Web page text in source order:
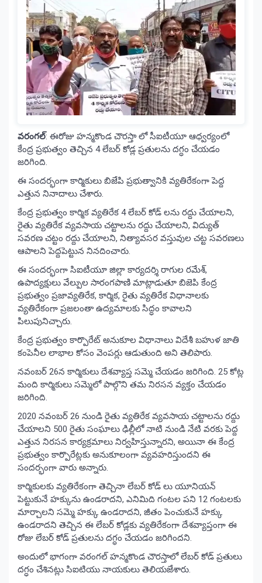
వరంగల్: ఈరోజు హన్మకొండ చౌరస్తా లో సీఐటీయూ ఆధ్వర్యంలో
కేంద్ర ప్రభుత్వం తెచ్చిన 4 లేబర్ కోడ్ల ప్రతులను దగ్ధం చేయడం
జరిగింది.
ఈ సందర్భంగా కార్మికులు బిజేపి ప్రభుత్వానికి వ్యతిరేకంగా పెద్ద
ఎత్తున నినాదాలు చేశారు.
కేంద్ర ప్రభుత్వం కార్మిక వ్యతిరేక 4 లేబర్ కోడ్ లను రద్దు చేయాలని,
రైతు వ్యతిరేక వ్యవసాయ చట్టాలను రద్దు చేయాలని, విద్యుత్
సవరణ చట్టం రద్దు చేయాలని, నిత్యావసర వస్తువుల చట్ట సవరణలు
ఆపాలని పెద్దపెట్టున నినదించారు.
ఈ సందర్భంగా సిఐటీయూ జిల్లా కార్యదర్శి రాగుల రమేశ్,
ఉపాద్యక్షులు వేల్పుల సారంగపాణి మాట్లాడుతూ బిజెపి కేంద్ర
ప్రభుత్వం ప్రజావ్యతిరేక, కార్మిక, రైతు వ్యతిరేక విధానాలకు
వ్యతిరేకంగా ప్రజలంతా ఉద్యమాలకు సిద్ధం కావాలని
పిలుపునిచ్చారు.
కేంద్ర ప్రభుత్వం కార్పొరేట్ అనుకూల విధానాలు విదేశీ బహుళ జాతి
కంపెనీల లాభాల కోసం వెంపర్లు ఆడుతుంది అని తెలిపారు.
నవంబర్ 26న కార్మికులు దేశవ్యాప్త సమ్మె చేయడం జరిగింది. 25 కోట్ల
మంది కార్మికులు సమ్మెలో పాల్గొని తమ నిరసన వ్యక్తం చేయడం
జరిగింది.
2020 నవంబర్ 26 నుండి రైతు వ్యతిరేక వ్యవసాయ చట్టాలను రద్దు
చేయాలని 500 రైతు సంఘాలు ఢిల్లీలో నాటి నుండి నేటి వరకు పెద్ద
ఎత్తున నిరసన కార్యక్రమాలు నిర్వహిస్తున్నారని, అయినా ఈ కేంద్ర
ప్రభుత్వం కార్పొరేట్లకు అనుకూలంగా వ్యవహరిస్తుందని ఈ
సందర్భంగా వారు అన్నారు.
కార్మికులకు వ్యతిరేకంగా తెచ్చినా లేబర్ కోడ్ లు యూనియన్
పెట్టుకునే హక్కును ఉండరాదని, ఎనిమిది గంటల పని 12 గంటలకు
మార్చాలని సమ్మె హక్కు ఉండరాదని, జీతం పెంచుకునే హక్కు
ఉండరాదని తెచ్చిన ఈ లేబర్ కోడ్లకు వ్యతిరేకంగా దేశవ్యాప్తంగా ఈ
రోజు లేబర్ కోడ్ ప్రతులను దగ్ధం చేయడం జరిగిందని.
అందులో భాగంగా వరంగల్ హన్మకొండ చౌరస్తాలో లేబర్ కోడ్ ప్రతులు
దగ్ధం చేశినట్లు సిఐటియు నాయకులు తెలియజేశారు.